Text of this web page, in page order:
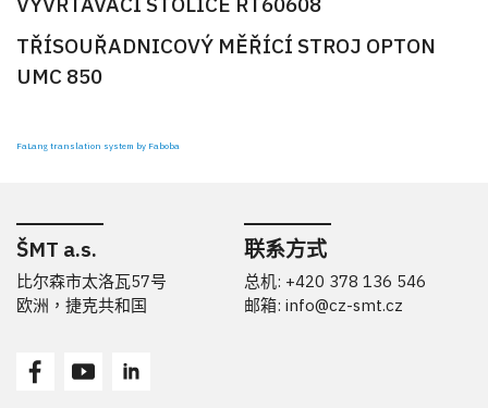
TŘÍSOUŘADNICOVÝ MĚŘÍCÍ STROJ OPTON
UMC 850
FaLang translation system by Faboba
ŠMT a.s.
比尔森市太洛瓦57号
欧洲，捷克共和国
联系方式
总机: +420 378 136 546
邮箱: info@cz-smt.cz